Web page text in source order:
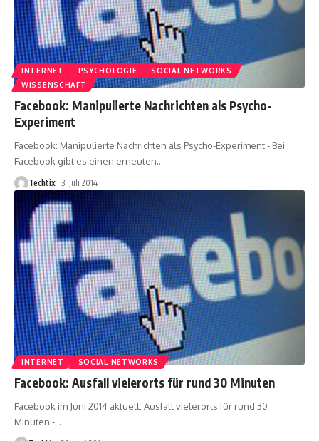
INTERNET PSYCHOLOGIE
SOCIAL NETWORKS
WISSENSCHAFT
Facebook: Manipulierte Nachrichten als Psycho-
Experiment
Facebook: Manipulierte Nachrichten als Psycho-Experiment - Bei
Facebook gibt es einen erneuten…
Techtix 3. Juli 2014
INTERNET SOCIAL NETWORKS
Facebook: Ausfall vielerorts für rund 30 Minuten
Facebook im Juni 2014 aktuell: Ausfall vielerorts für rund 30
Minuten -…